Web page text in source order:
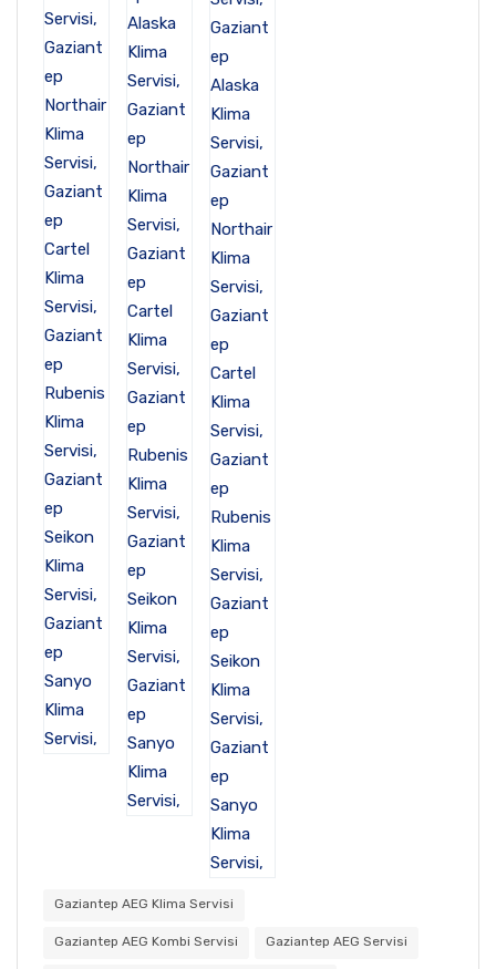
Gaziantep AEG Klima Servisi
Gaziantep AEG Kombi Servisi Gaziantep AEG Servisi